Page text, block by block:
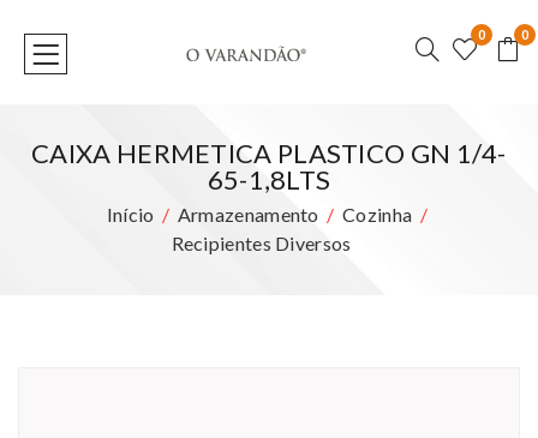
0 0
CAIXA HERMETICA PLASTICO GN 1/4-
65-1,8LTS
Início Armazenamento
Cozinha
Recipientes Diversos